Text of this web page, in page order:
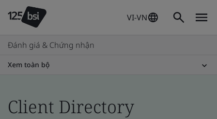
VI-VN
Đánh giá & Chứng nhận
Xem toàn bộ
Client Directory